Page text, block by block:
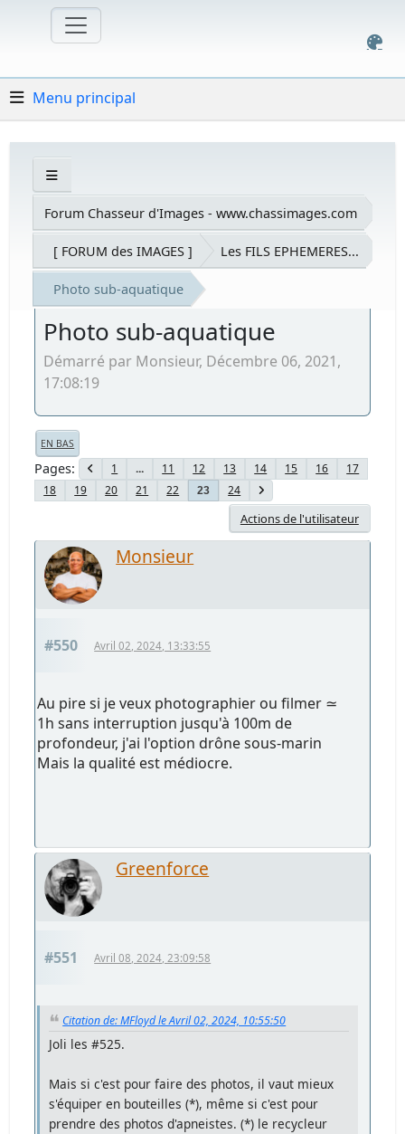
Menu principal
Forum Chasseur d'Images - www.chassimages.com
[ FORUM des IMAGES ] Les FILS EPHEMERES...
Photo sub-aquatique
Photo sub-aquatique
Démarré par Monsieur, Décembre 06, 2021,
17:08:19
EN BAS
Pages 1 ... 11 12 13 14 15 16
17
18
19 20 21 22 23 24
Actions de l'utilisateur
Monsieur
#550 Avril 02, 2024, 13:33:55
Au pire si je veux photographier ou filmer ≃
1h sans interruption jusqu'à 100m de
profondeur, j'ai l'option drône sous-marin
Mais la qualité est médiocre.
Greenforce
#551 Avril 08, 2024, 23:09:58
Citation de: MFloyd le Avril 02, 2024, 10:55:50
Joli les #525.
Mais si c'est pour faire des photos, il vaut mieux
s'équiper en bouteilles (*), même si c'est pour
prendre des photos d'apneistes. (*) le recycleur